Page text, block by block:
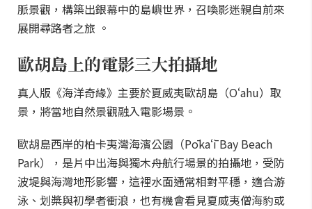
脈景觀，構築出銀幕中的島嶼世界，召喚影迷親自前來
展開尋路者之旅 。
歐胡島上的電影三大拍攝地
真人版《海洋奇緣》主要於夏威夷歐胡島（Oʻahu）取
景，將當地自然景觀融入電影場景。
歐胡島西岸的柏卡夷灣海濱公園（Pōkaʻī Bay Beach
Park），是片中出海與獨木舟航行場景的拍攝地，受防
波堤與海灣地形影響，這裡水面通常相對平穩，適合游
泳、划槳與初學者衝浪，也有機會看見夏威夷僧海豹或